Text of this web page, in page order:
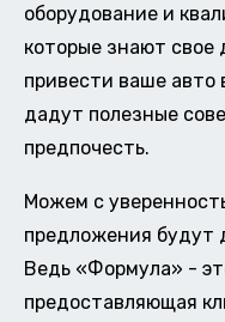
оборудование и
которые знают свое
привести ваше авто
дадут полезные
предпочесть.
Можем с
предложения будут
Ведь «Формула» -
предоставляющая